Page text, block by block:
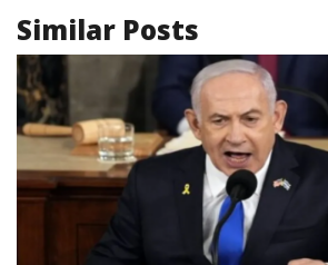
Similar Posts